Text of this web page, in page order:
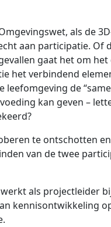
als de
aan participatie.
gaat het om
het verbindend
de
kan geven –
te ontschotten
van de twee
werkt als projectleider
kennisontwikkeling